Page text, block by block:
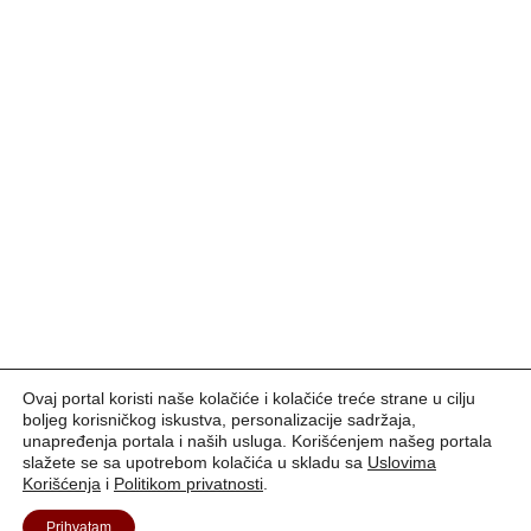
Ovaj portal koristi naše kolačiće i kolačiće treće strane u cilju
boljeg korisničkog iskustva, personalizacije sadržaja,
unapređenja portala i naših usluga. Korišćenjem našeg portala
slažete se sa upotrebom kolačića u skladu sa Uslovima
Korišćenja i Politikom privatnosti
Prihvatam